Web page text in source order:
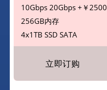
10Gbps 20Gbps +￥2500
256GB内存
4x1TB SSD SATA
立即订购